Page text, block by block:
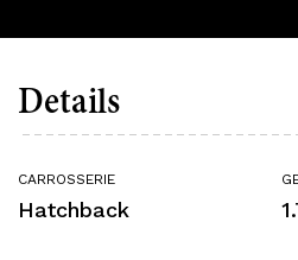
Details
CARROSSERIE
Hatchback